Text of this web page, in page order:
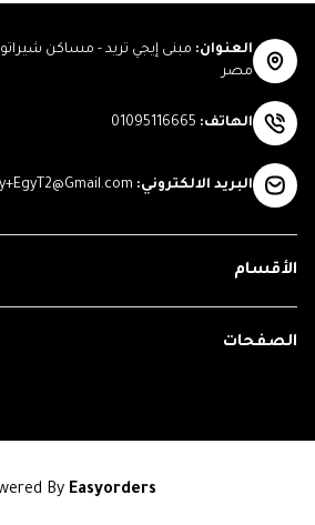
العنوان: مبنى إيجي تريد - مساكن
مصر
الهاتف:
01095116665
البريد الالكتروني:
الأقسام
الصفحات
By Easyorders